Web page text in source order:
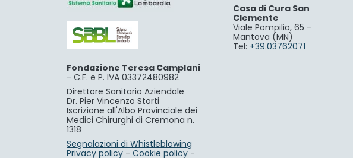
Fondazione Teresa Camplani
- C.F. e P. IVA 03372480982
Direttore Sanitario Aziendale
Dr. Pier Vincenzo Storti
Iscrizione all'Albo Provinciale dei
Medici Chirurghi di Cremona n.
1318
Segnalazioni di Whistleblowing
Privacy policy- Cookie policy -
Casa di Cura San
Clemente
Viale Pompilio, 65 -
Mantova (MN)
Tel: +39.03762071